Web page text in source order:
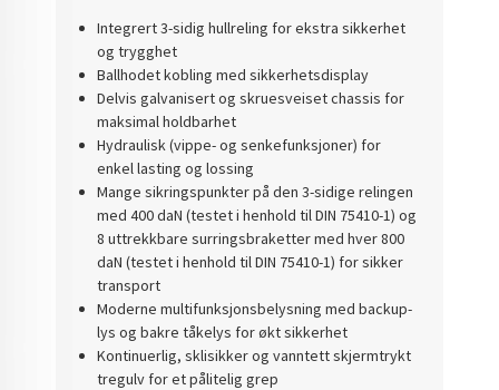
Integrert 3-sidig hullreling for ekstra sikkerhet
og trygghet
Ballhodet kobling med sikkerhetsdisplay
Delvis galvanisert og skruesveiset chassis for
maksimal holdbarhet
Hydraulisk (vippe- og senkefunksjoner) for
enkel lasting og lossing
Mange sikringspunkter på den 3-sidige relingen
med 400 daN (testet i henhold til DIN 75410-1) og
8 uttrekkbare surringsbraketter med hver 800
daN (testet i henhold til DIN 75410-1) for sikker
transport
Moderne multifunksjonsbelysning med backup-
lys og bakre tåkelys for økt sikkerhet
Kontinuerlig, sklisikker og vanntett skjermtrykt
tregulv for et pålitelig grep